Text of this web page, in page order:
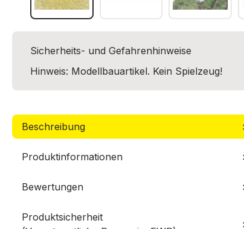
Sicherheits- und Gefahrenhinweise
Hinweis: Modellbauartikel. Kein Spielzeug!
Beschreibung
Produktinformationen
Bewertungen
Produktsicherheit